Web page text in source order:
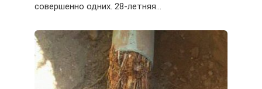
совершенно одних. 28-летняя…